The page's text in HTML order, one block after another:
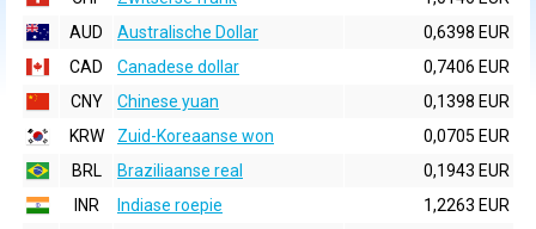
AUD
Australische Dollar
0,6398 EUR
CAD
Canadese dollar
0,7406 EUR
CNY
Chinese yuan
0,1398 EUR
KRW
Zuid-Koreaanse won
0,0705 EUR
BRL
Braziliaanse real
0,1943 EUR
INR
Indiase roepie
1,2263 EUR